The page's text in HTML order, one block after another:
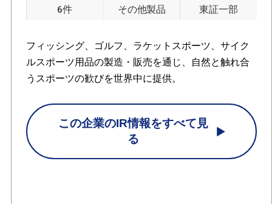
6件 その他製品 東証一部
フィッシング、ゴルフ、ラケットスポーツ、サイク
ルスポーツ用品の製造・販売を通じ、自然と触れ合
うスポーツの歓びを世界中に提供。
この企業のIR情報をすべて見
る